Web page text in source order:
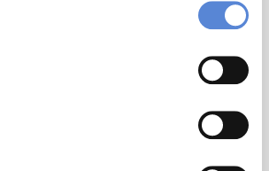
werden, damit passende und
werden können. Im Übrigen
die Datenschutzerklärung gelesen
die
gelesen